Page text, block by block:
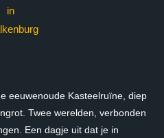
eeuwenoude Kasteelruïne, diep
Twee werelden, verbonden
Een dagje uit dat je in